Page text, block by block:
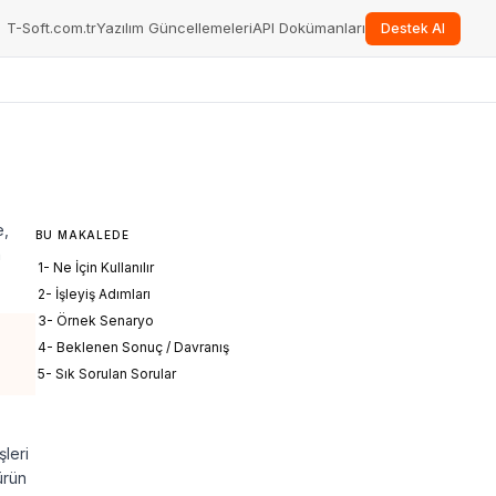
T-Soft.com.trYazılım GüncellemeleriAPI Dokümanları Destek Al
BU MAKALEDE
1- Ne İçin Kullanılır
2- İşleyiş Adımları
3- Örnek Senaryo
4- Beklenen Sonuç / Davranış
5- Sık Sorulan Sorular